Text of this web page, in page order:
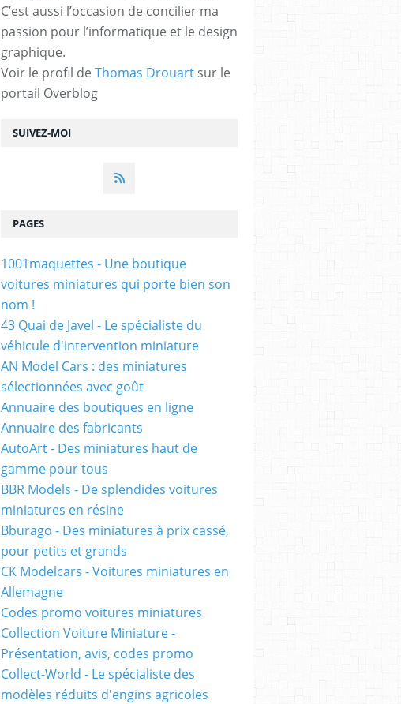
SUIVEZ-MOI
C’est aussi l’occasion de concilier ma
passion pour l’informatique et le design
graphique.
Voir le profil de Thomas Drouart sur le
portail Overblog
PAGES
1001maquettes - Une boutique
voitures miniatures qui porte bien son
nom !
43 Quai de Javel - Le spécialiste du
véhicule d'intervention miniature
AN Model Cars : des miniatures
sélectionnées avec goût
Annuaire des boutiques en ligne
Annuaire des fabricants
AutoArt - Des miniatures haut de
gamme pour tous
BBR Models - De splendides voitures
miniatures en résine
Bburago - Des miniatures à prix cassé,
pour petits et grands
CK Modelcars - Voitures miniatures en
Allemagne
Codes promo voitures miniatures
Collection Voiture Miniature -
Présentation, avis, codes promo
Collect-World - Le spécialiste des
modèles réduits d'engins agricoles